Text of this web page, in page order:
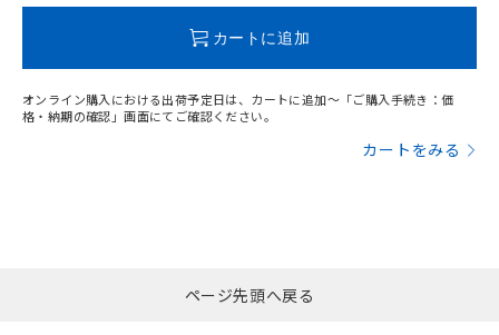
カートに追加
オンライン購入における出荷予定日は、カートに追加～「ご購入手続き：価
格・納期の確認」画面にてご確認ください。
カートをみる
ページ先頭へ戻る